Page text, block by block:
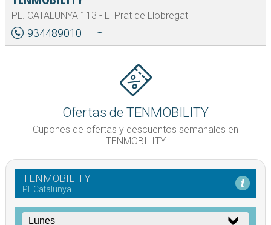
PL. CATALUNYA 113 - El Prat de Llobregat
934489010
Ofertas de TENMOBILITY
Cupones de ofertas y descuentos semanales en
TENMOBILITY
TENMOBILITY
Pl. Catalunya